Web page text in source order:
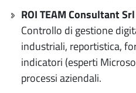
ROI TEAM Consultant
Controllo di gestione
industriali, reportistica,
indicatori (esperti
processi aziendali.